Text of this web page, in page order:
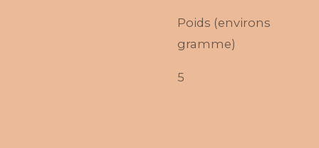
Poids (environs
gramme)
5